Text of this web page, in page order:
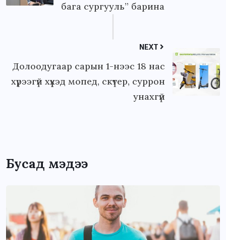
бага сургууль” барина
NEXT
Долоодугаар сарын 1-нээс 18 нас
хүрээгүй хүүхэд мопед, скүтер, суррон
унахгүй
Бусад мэдээ